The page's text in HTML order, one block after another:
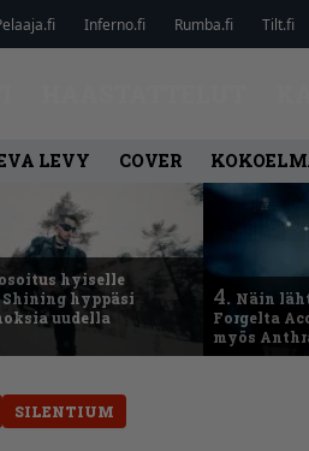
Inferno.fi Rumba.fi Tilt.fi
LEVY COVER
hyiselle
Shining hyppäsi
uudella
4. Näin
Forgelta
myös
SILENTIUM